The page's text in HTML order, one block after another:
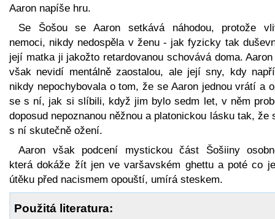
Aaron napíše hru.
Se Šošou se Aaron setkává náhodou, protože
nemoci, nikdy nedospěla v ženu - jak fyzicky tak
její matka ji jakožto retardovanou schovává doma.
však nevidí mentálně zaostalou, ale její sny, kdy
nikdy nepochybovala o tom, že se Aaron jednou vrátí a
se s ní, jak si slíbili, když jim bylo sedm let, v něm
doposud nepoznanou něžnou a platonickou lásku tak, že
s ní skutečně ožení.
Aaron však podcení mystickou část Šošiiny
která dokáže žít jen ve varšavském ghettu a poté co
útěku před nacismem opouští, umírá steskem.
Použitá literatura: